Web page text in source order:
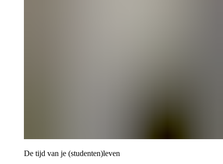
De tijd van je (studenten)leven